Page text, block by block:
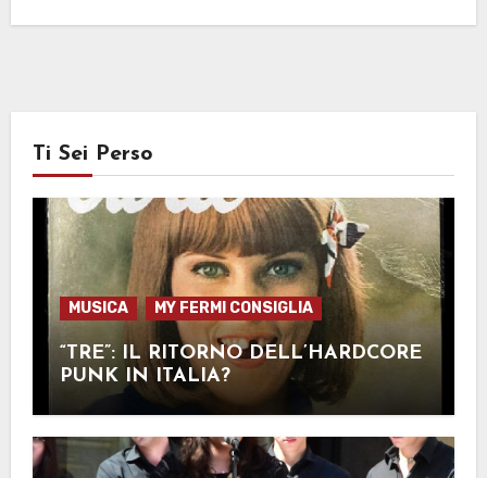
Ti Sei Perso
MUSICA MY FERMI CONSIGLIA
“TRE”: IL RITORNO DELL’HARDCORE
PUNK IN ITALIA?